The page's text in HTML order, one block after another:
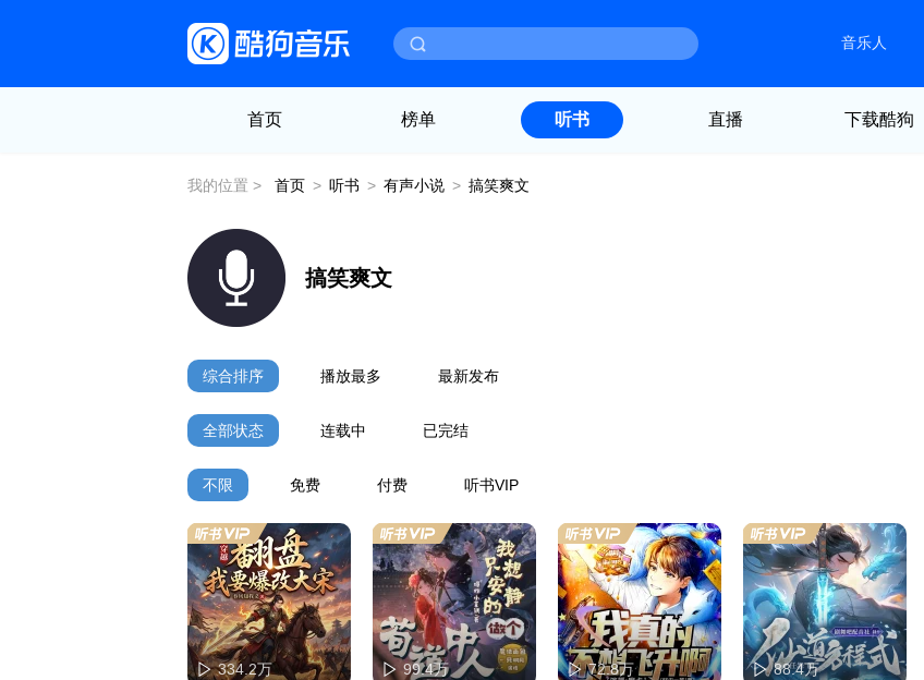
音乐人
首页 榜单 听书 直播 下载酷狗
我的位置 > 首页 > 听书 > 有声小说 > 搞笑爽文
搞笑爽文
综合排序 播放最多 最新发布
全部状态 连载中 已完结
不限 免费 付费 听书VIP
334.2万 99.4万 72.8万 88.4万